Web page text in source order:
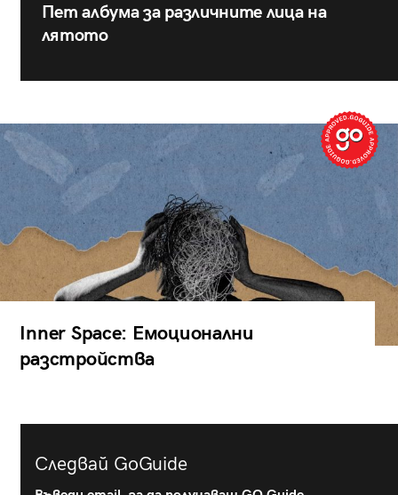
Пет албума за различните лица на
лятото
Inner Space: Емоционални
разстройства
Следвай GoGuide